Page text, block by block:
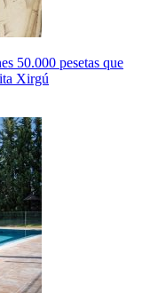
50.000 pesetas que
Xirgú